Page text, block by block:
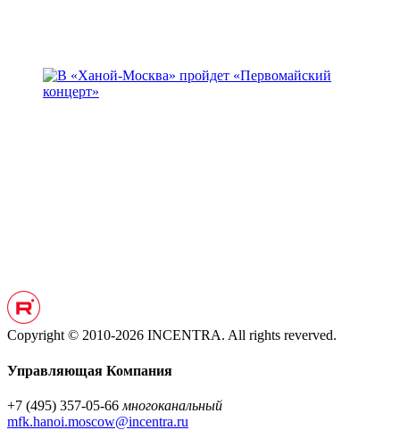
Copyright © 2010-2026 INCENTRA. All rights reverved.
Управляющая Компания
+7 (495) 357-05-66 многоканальный
mfk.hanoi.moscow@incentra.ru